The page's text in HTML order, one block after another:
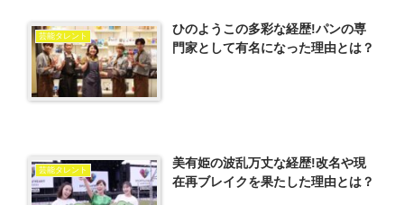
芸能タレント
ひのようこの多彩な経歴!パンの専
門家として有名になった理由とは？
芸能タレント
美有姫の波乱万丈な経歴!改名や現
在再ブレイクを果たした理由とは？